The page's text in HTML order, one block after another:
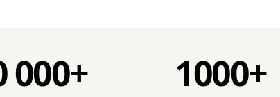
000+ 1000+